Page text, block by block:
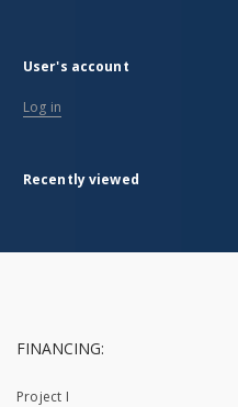
User's account
Log in
Recently viewed
FINANCING:
Project I